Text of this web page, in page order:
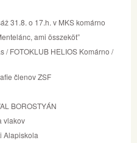
31.8. o 17.h. v MKS komárno
ami összeköt”
/ FOTOKLUB HELIOS Komárno /
členov ZSF
BOROSTYÁN
vlakov
Alapiskola